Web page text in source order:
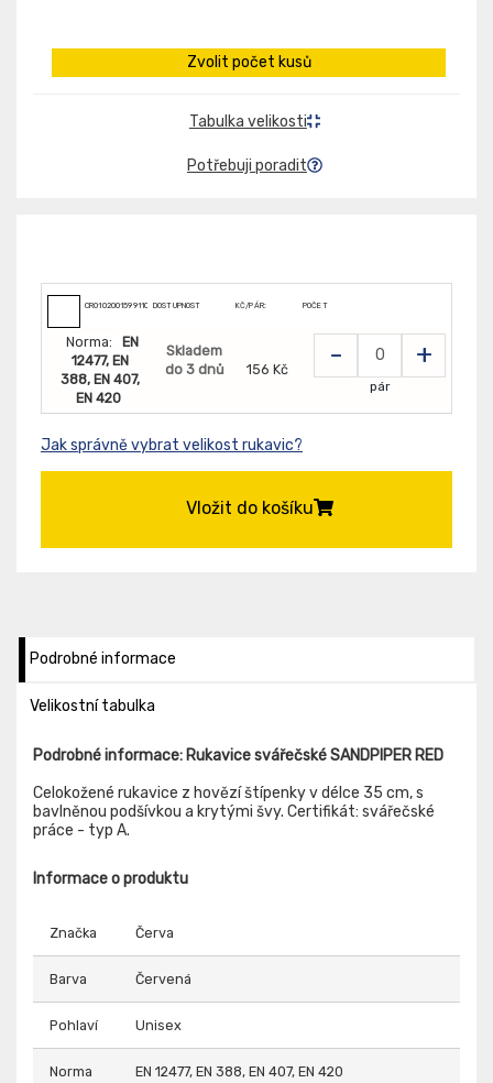
Zvolit počet kusů
Tabulka velikosti
Potřebuji poradit
CR0102001599110 DOSTUPNOST KČ/PÁR: POČET
Norma:
EN
12477, EN
388, EN 407,
EN 420
Skladem
do 3 dnů
156 Kč - +
pár
Jak správně vybrat velikost rukavic?
Vložit do košíku
Podrobné informace
Velikostní tabulka
Podrobné informace: Rukavice svářečské SANDPIPER RED
Celokožené rukavice z hovězí štípenky v délce 35 cm, s
bavlněnou podšívkou a krytými švy. Certifikát: svářečské
práce - typ A.
Informace o produktu
Značka Červa
Barva Červená
Pohlaví Unisex
Norma EN 12477, EN 388, EN 407, EN 420